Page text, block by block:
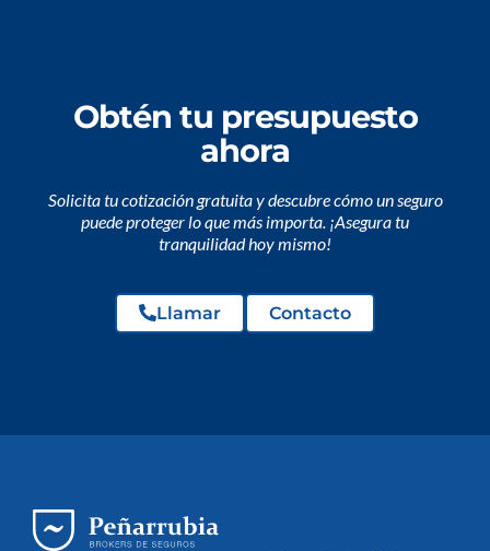
Obtén tu presupuesto
ahora
Solicita tu cotización gratuita y descubre cómo un seguro
puede proteger lo que más importa. ¡Asegura tu
tranquilidad hoy mismo!
Llamar Contacto